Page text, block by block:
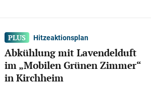
Hitzeaktionsplan
Abkühlung mit Lavendelduft
im „Mobilen Grünen Zimmer“
in Kirchheim